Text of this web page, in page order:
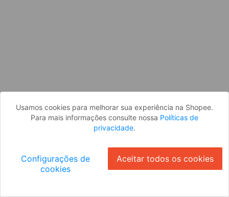
Usamos cookies para melhorar sua experiência na Shopee.
Para mais informações consulte nossa Políticas de
privacidade.
Configurações de
cookies
Aceitar todos os cookies